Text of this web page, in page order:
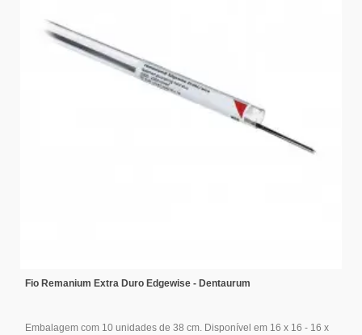
Fio Remanium Extra Duro Edgewise - Dentaurum
Embalagem com 10 unidades de 38 cm. Disponível em 16 x 16 - 16 x